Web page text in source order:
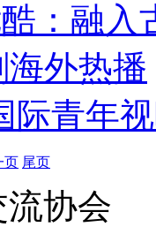
：融入
外热播
际青年
页 尾页
协会